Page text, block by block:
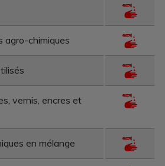
agro-chimiques
vernis, encres et
en mélange